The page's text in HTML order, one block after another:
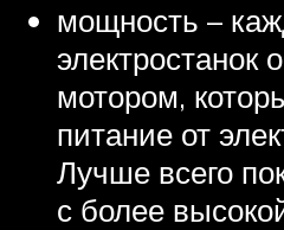
мощность –
электростанок
мотором,
питание от
Лучше всего
с более